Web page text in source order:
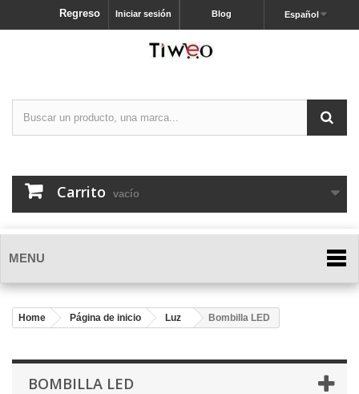
Español
Blog
Iniciar sesión
Regreso
Carrito vacío
MENU
Home Página de inicio Luz Bombilla LED
BOMBILLA LED